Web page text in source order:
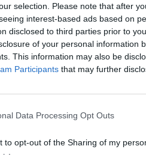
selection. Please note that after
interest-based ads based on
disclosed to third parties prior to
of your personal information
This information may also be
Participants that may further
Data Processing Opt Outs
to opt-out of the Sharing of my
2026”
do